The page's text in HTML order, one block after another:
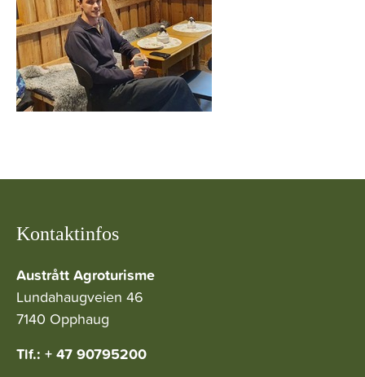
Kontaktinfos
Austrått Agroturisme
Lundahaugveien 46
7140 Opphaug
Tlf.: + 47 90795200